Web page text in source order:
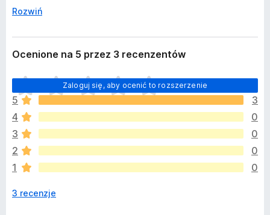
document.write.
Interesting Parameters - flags potentially vulnerable
expose original source code.
If it is a valid source map, the extension tries to
deconstruct source files based on data there
JS Libraries - lists identified JavaScript libraries and
their versions.
↓
Rozwiń
Ocenione na 5 przez 3 recenzentów
Zaloguj się, aby ocenić to rozszerzenie
N
i
e
m
a
e
s
c
5
3
4
0
3
0
2
0
1
0
3 recenzje